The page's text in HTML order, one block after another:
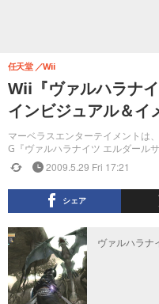
Wii『ヴァルハラナ
インビジュアル＆イ
マーベラスエンターテイメントは
G『ヴァルハラナイツ エルダール
任天堂 Wii
2009.5.29 Fri 17:21
シェア
ヴァルハラナ